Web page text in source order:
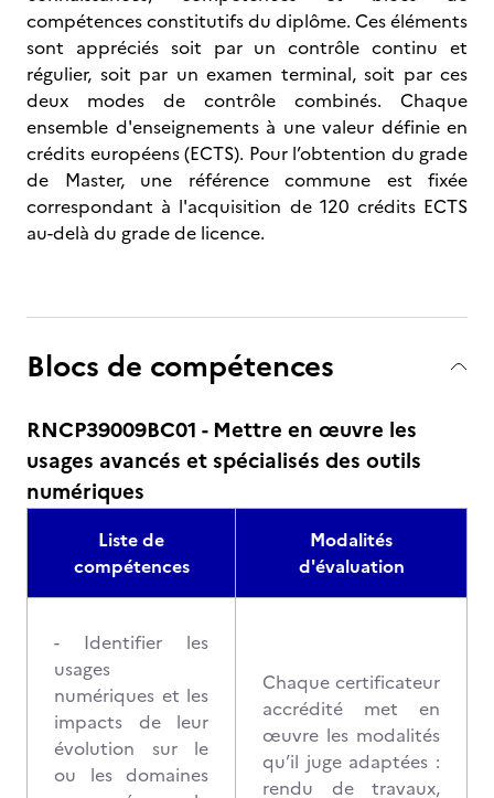
compétences constitutifs du diplôme. Ces éléments
sont appréciés soit par un contrôle continu et
régulier, soit par un examen terminal, soit par ces
deux modes de contrôle combinés. Chaque
ensemble d'enseignements à une valeur définie en
crédits européens (ECTS). Pour l’obtention du grade
de Master, une référence commune est fixée
correspondant à l'acquisition de 120 crédits ECTS
au-delà du grade de licence.
Blocs de compétences
RNCP39009BC01 - Mettre en œuvre les
usages avancés et spécialisés des outils
numériques
Liste de
compétences
Modalités
d'évaluation
- Identifier les
usages
numériques et les
impacts de leur
évolution sur le
ou les domaines
Chaque certificateur
accrédité met en
œuvre les modalités
qu’il juge adaptées :
rendu de travaux,